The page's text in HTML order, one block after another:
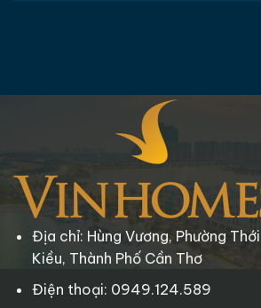
Tổng số sản phẩm: 400 sản phẩm.
Xem chi tiết
CỒN KHƯƠNG DIAMOND
Các dự án căn hộ chung cư
Địa chỉ: Hùng Vương, Phường
Kiều, Thành Phố Cần Thơ
Điện thoại: 0949.124.589